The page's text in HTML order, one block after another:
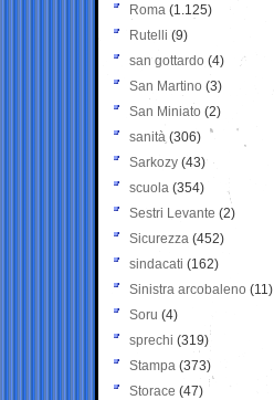
Roma (1.125)
Rutelli (9)
san gottardo (4)
San Martino (3)
San Miniato (2)
sanità (306)
Sarkozy (43)
scuola (354)
Sestri Levante (2)
Sicurezza (452)
sindacati (162)
Sinistra arcobaleno (11)
Soru (4)
sprechi (319)
Stampa (373)
Storace (47)